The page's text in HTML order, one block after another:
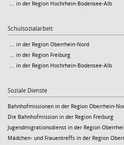
… in der Region Hochrhein-Bodensee-Alb
Schulsozialarbeit
… in der Region Oberrhein-Nord
… in der Region Freiburg
… in der Region Hochrhein-Bodensee-Alb
Soziale Dienste
Bahnhofmissionen in der Region Oberrhein-
Die Bahnhofmission in der Region Freiburg
Jugendmigrationsdienst in der Region
Mädchen- und Frauentreffs in der Region